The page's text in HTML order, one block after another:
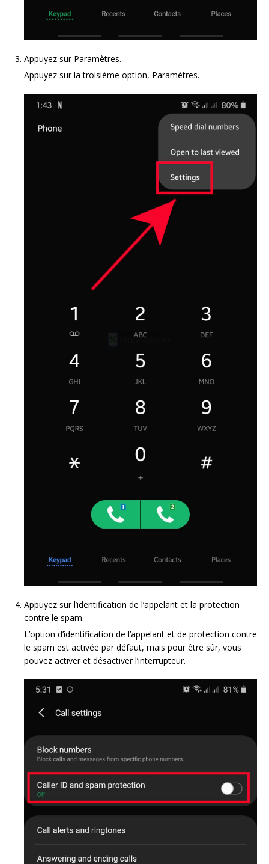
Appuyez sur Paramètres.
Appuyez sur la troisième option, Paramètres.
Appuyez sur l’identification de l’appelant et la protection
contre le spam.
L’option d’identification de l’appelant et de protection contre
le spam est activée par défaut, mais pour être sûr, vous
pouvez activer et désactiver l’interrupteur.